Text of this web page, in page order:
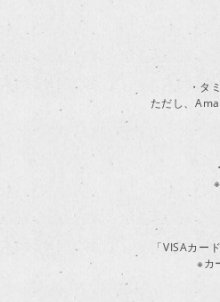
・タ
ただし、
※
「VISAカー
※カ